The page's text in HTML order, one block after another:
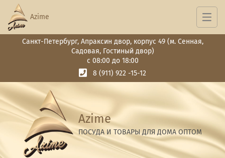
Санкт-Петербург, Апраксин двор, корпус 49 (м. Сенная,
Садовая, Гостиный двор)
с 08:00 до 18:00
8 (911) 922 -15-12
Azime
ПОСУДА И ТОВАРЫ ДЛЯ ДОМА ОПТОМ
Azime